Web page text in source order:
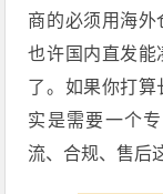
商的必须用海外
也许国内直发能
了。如果你打算
实是需要一个
流、合规、售后